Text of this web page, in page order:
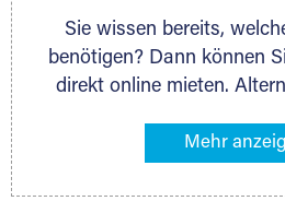
Sie wissen bereits,
benötigen? Dann können
direkt online mieten.
Gegenstände an, die Sie
ermittelt. Natürlich steht